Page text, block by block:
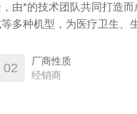
由*的技术团队共同打造而
多种机型，为医疗卫生、
02
厂商性质
经销商